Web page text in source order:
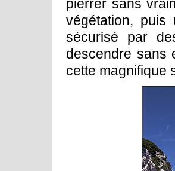
pierrer sans
végétation,
sécurisé par
descendre sans
cette magnifique